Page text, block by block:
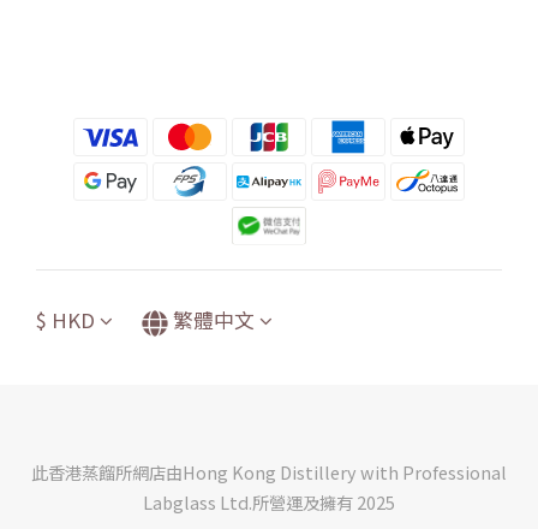
$ HKD 繁體中文
此香港蒸餾所網店由Hong Kong Distillery with Professional
Labglass Ltd.所營運及擁有 2025